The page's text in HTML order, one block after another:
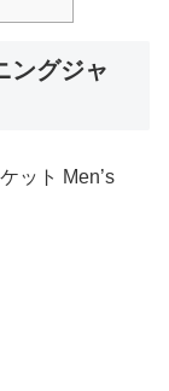
ングジャ
ット Men’s